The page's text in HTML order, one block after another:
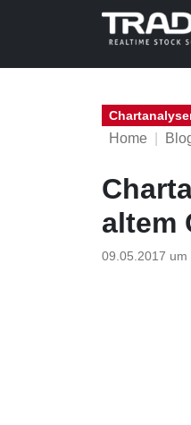
Home
altem
09.05.2017 um